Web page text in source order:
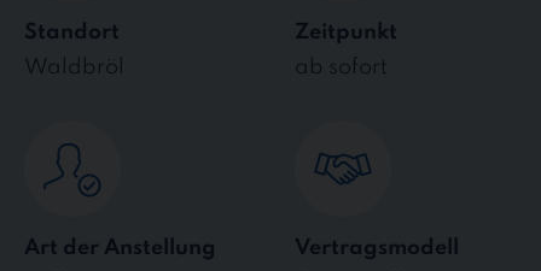
Standort
Waldbröl
Zeitpunkt
ab sofort
Art der Anstellung
Vertragsmodell